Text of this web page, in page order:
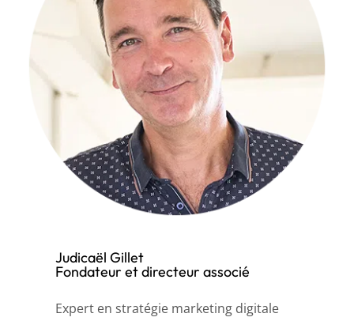
Judicaël Gillet
Fondateur et directeur associé
Expert en stratégie marketing digitale